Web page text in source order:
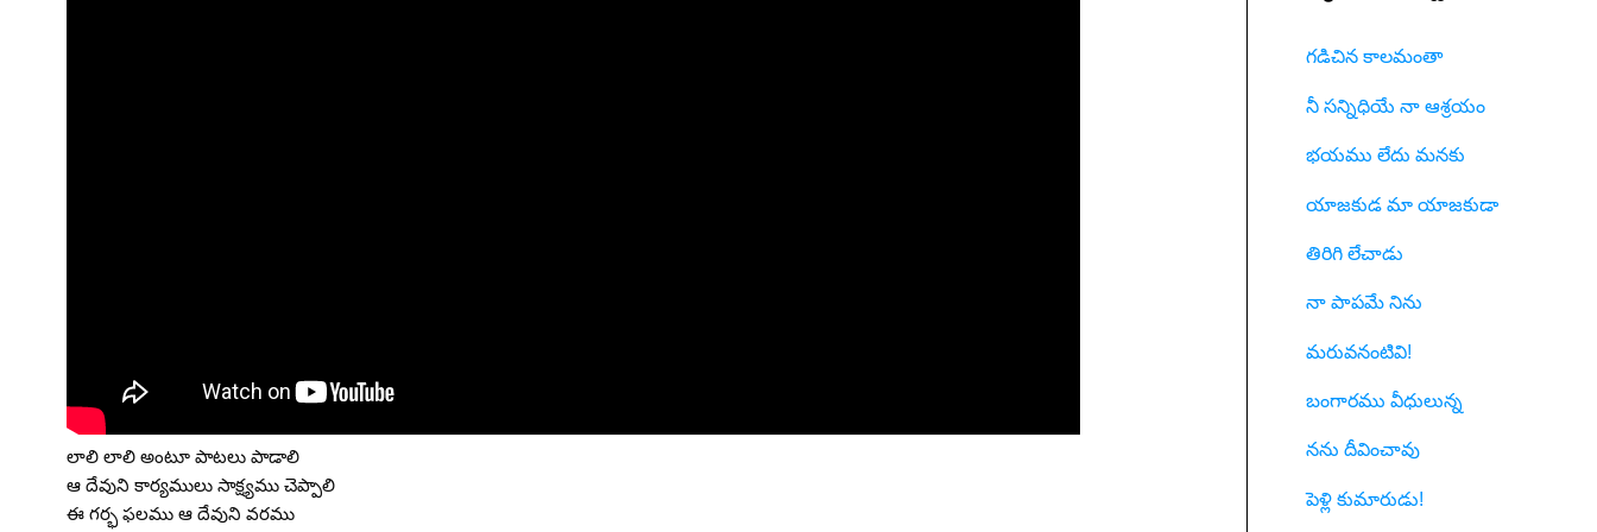
లాలి లాలి అంటూ పాటలు పాడాలి
ఆ దేవుని కార్యములు సాక్ష్యము చెప్పాలి
ఈ గర్భ ఫలము ఆ దేవుని వరము
గడిచిన కాలమంతా
నీ సన్నిధియే నా ఆశ్రయం
భయము లేదు మనకు
యాజకుడ మా యాజకుడా
తిరిగి లేచాడు
నా పాపమే నిను
మరువనంటివి!
బంగారము వీధులున్న
నను దీవించావు
పెళ్లి కుమారుడు!